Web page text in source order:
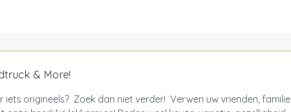
& More!
iets origineels? Zoek dan niet verder! Verwen uw vrienden, familie